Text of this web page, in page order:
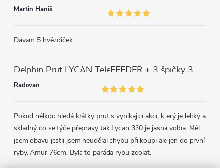
Martin Haniš
Dávám 5 hvězdiček
Delphin Prut LYCAN TeleFEEDER + 3 špičky 3 m, 80 g
Radovan
Pokud nėlkdo hledá krátký prut s vynikající akcí, který je lehký a
skladný co se týče přepravy tak Lycan 330 je jasná volba. Měl
jsem obavu jestli jsem neudělal chybu při koupi ale jen do první
ryby. Amur 76cm. Byla to paráda rybu zdolat.